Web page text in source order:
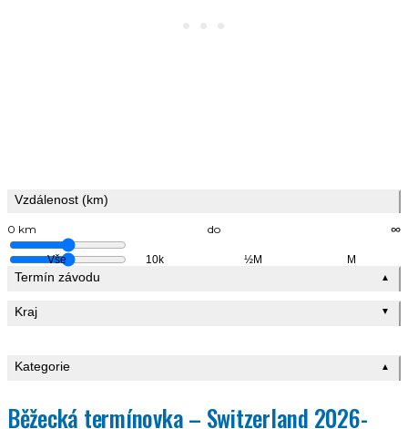
Vzdálenost (km)
0 km do ∞
Vše 10k ½M M
Termín závodu ▲
Kraj ▼
Kategorie ▲
Běžecká termínovka – Switzerland 2026-